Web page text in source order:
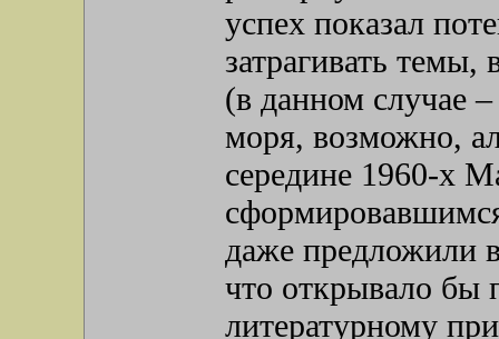
успех показал
затрагивать
(в данном случае
моря, возможно,
середине 1960-х
даже предложили
что открывало бы
литературному